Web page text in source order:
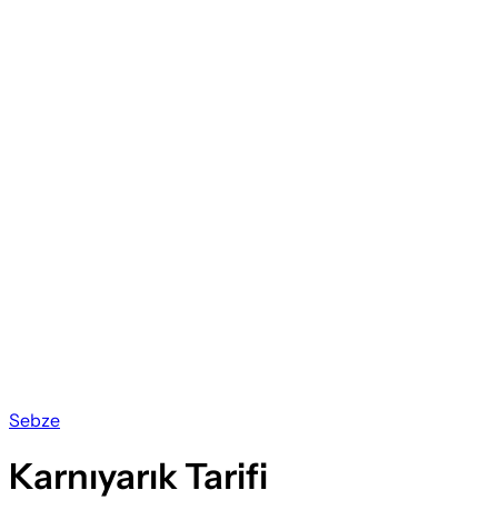
Sebze
Karnıyarık Tarifi